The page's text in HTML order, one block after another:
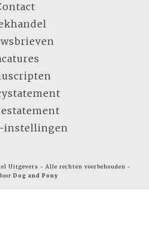
instellingen
Uitgevers - Alle rechten voorbehouden -
Dog and Pony